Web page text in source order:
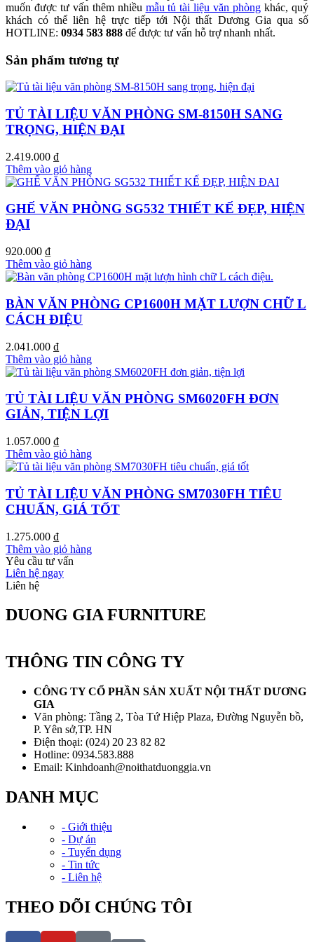
muốn được tư vấn thêm nhiều mẫu tủ tài liệu văn phòng khác, quý
khách có thể liên hệ trực tiếp tới Nội thất Dương Gia qua số
HOTLINE: 0934 583 888 để được tư vấn hỗ trợ nhanh nhất.
Sản phẩm tương tự
TỦ TÀI LIỆU VĂN PHÒNG SM-8150H SANG
TRỌNG, HIỆN ĐẠI
2.419.000 ₫
Thêm vào giỏ hàng
GHẾ VĂN PHÒNG SG532 THIẾT KẾ ĐẸP, HIỆN
ĐẠI
920.000 ₫
Thêm vào giỏ hàng
BÀN VĂN PHÒNG CP1600H MẶT LƯỢN CHỮ L
CÁCH ĐIỆU
2.041.000 ₫
Thêm vào giỏ hàng
TỦ TÀI LIỆU VĂN PHÒNG SM6020FH ĐƠN
GIẢN, TIỆN LỢI
1.057.000 ₫
Thêm vào giỏ hàng
TỦ TÀI LIỆU VĂN PHÒNG SM7030FH TIÊU
CHUẨN, GIÁ TỐT
1.275.000 ₫
Thêm vào giỏ hàng
Yêu cầu tư vấn
Liên hệ ngay
Liên hệ
DUONG GIA FURNITURE
THÔNG TIN CÔNG TY
CÔNG TY CỔ PHẦN SẢN XUẤT NỘI THẤT DƯƠNG
GIA
Văn phòng: Tầng 2, Tòa Tứ Hiệp Plaza, Đường Nguyễn bồ,
P. Yên sở,TP. HN
Điện thoại: (024) 20 23 82 82
Hotline: 0934.583.888
Email: Kinhdoanh@noithatduonggia.vn
DANH MỤC
- Giới thiệu
- Dự án
- Tuyển dụng
- Tin tức
- Liên hệ
THEO DÕI CHÚNG TÔI